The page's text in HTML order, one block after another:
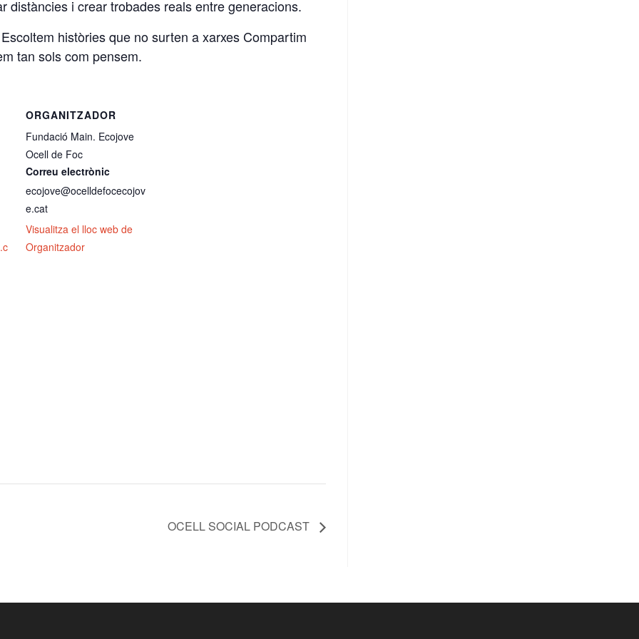
distàncies i crear trobades reals entre generacions.
històries que no surten a xarxes Compartim
tan sols com pensem.
ORGANITZADOR
Fundació Main. Ecojove
Ocell de Foc
Correu electrònic
ecojove@ocelldefocecojov
e.cat
Visualitza el lloc web de
Organitzador
OCELL SOCIAL PODCAST